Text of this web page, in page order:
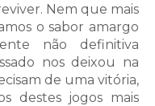
Nem que mais
o sabor amargo
não definitiva
nos deixou na
de uma vitória,
destes jogos mais